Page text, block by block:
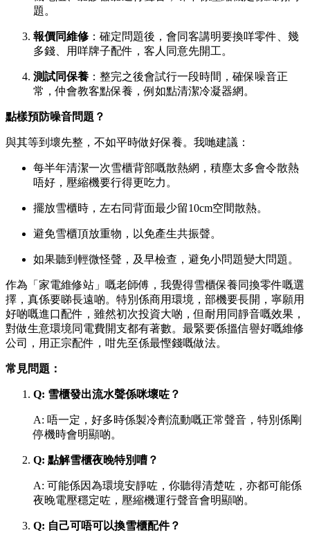
題。
報價同維修 ：確定問題後，會同客講明要換咩零件、幾
多錢、用咩牌子配件，客人同意先開工。
測試同保養 ：整完之後會試行一段時間，確保噪音正
常，仲會教客點保養，例如點清潔冷凝器網。
點樣預防噪音問題？
與其等到壞先整，不如平時做好保養。我哋建議：
每半年清潔一次雪櫃背部嘅散熱網，積塵太多會令散熱
唔好，壓縮機要行得更吃力。
擺放雪櫃時，左右同背面最少留10cm空間散熱。
避免雪櫃頂放重物，以免產生共振聲。
如果聽到輕微怪聲，及早檢查，避免小問題變大問題。
作為「家電維修站」嘅老師傅，我覺得雪櫃保養同換零件嘅選
擇，真係要睇長遠啲。特別係商用環境，部機要長開，寧願用
好啲嘅進口配件，雖然初次投資大啲，但耐用同靜音嘅效果，
對做生意環境同電費開支都有著數。最緊要係搵信譽好嘅維修
公司，用正宗配件，咁先至係最慳錢嘅做法。
常見問題：
Q: 雪櫃發出流水聲係咪壞咗？
A: 唔一定，好多時係製冷劑流動嘅正常聲音，特別係剛
停機時會明顯啲。
Q: 點解雪櫃夜晚特別嘈？
A: 可能係因為環境安靜咗，你聽得清楚咗，亦都可能係
夜晚電壓穩定咗，壓縮機運行聲音會明顯啲。
Q: 自己可唔可以換雪櫃配件？